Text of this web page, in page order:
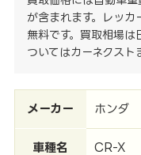
が含まれます。レッ
無料です。買取相場
ついてはカーネクスト
メーカー ホンダ
車種名 CR-X